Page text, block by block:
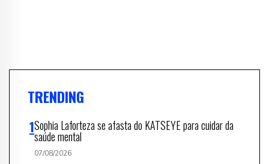
TRENDING
Sophia Laforteza se afasta do KATSEYE para cuidar da
saúde mental
07/08/2026